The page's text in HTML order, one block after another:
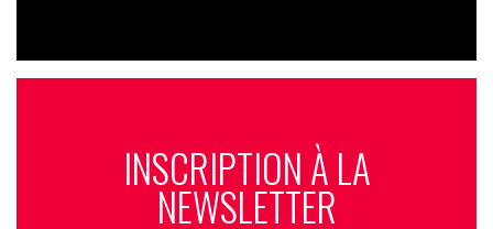
INSCRIPTION À LA
NEWSLETTER